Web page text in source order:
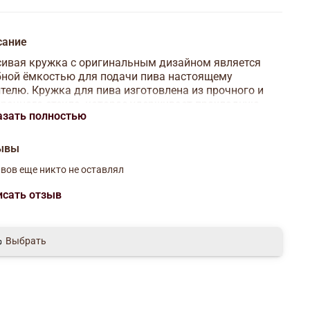
кружка с оригинальным дизайном является
ёмкостью для подачи пива настоящему
Кружка для пива изготовлена из прочного и
напитка долгое время. Изделие оснащено
Кружка идеально подходит для
полностью
еще никто не оставлял
отзыв
Выбрать